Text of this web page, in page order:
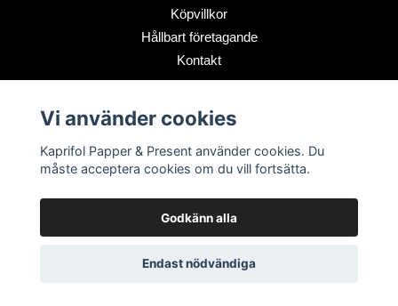
Köpvillkor
Hållbart företagande
Kontakt
BETALSÄTT
Vi använder cookies
Kaprifol Papper & Present använder cookies. Du
måste acceptera cookies om du vill fortsätta.
Godkänn alla
Endast nödvändiga